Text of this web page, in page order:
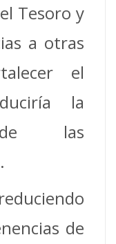
Tesoro y
a otras
el
la
de las
de